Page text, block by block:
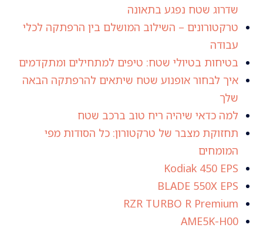
שדרוג שטח נפגע בתאונה
טרקטורונים – השילוב המושלם בין הרפתקה לכלי
עבודה
בטיחות בטיולי שטח: טיפים למתחילים ומתקדמים
איך לבחור אופנוע שטח שיתאים להרפתקה הבאה
שלך
למה כדאי שיהיה ריח טוב ברכב שטח
תחזוקת מצבר של טרקטורון: כל הסודות מפי
המומחים
Kodiak 450 EPS
BLADE 550X EPS
RZR TURBO R Premium
AME5K-H00